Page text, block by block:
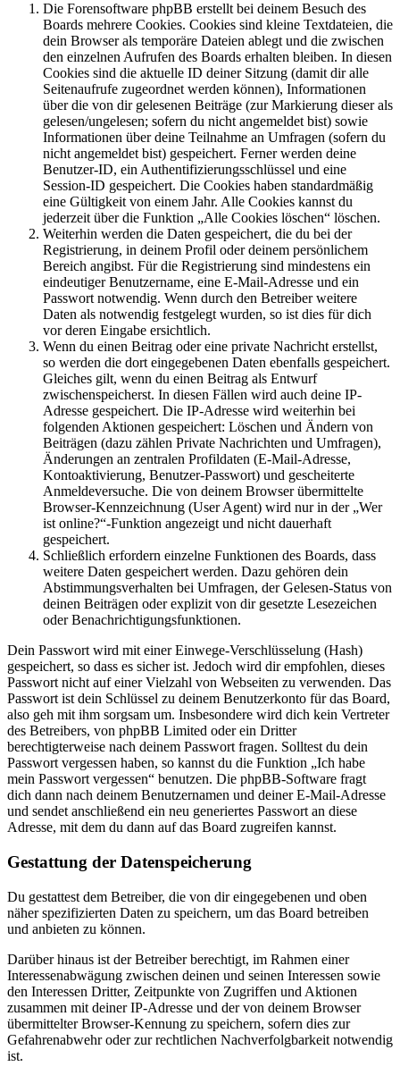
Die Forensoftware phpBB erstellt bei deinem Besuch des
Boards mehrere Cookies. Cookies sind kleine Textdateien, die
dein Browser als temporäre Dateien ablegt und die zwischen
den einzelnen Aufrufen des Boards erhalten bleiben. In diesen
Cookies sind die aktuelle ID deiner Sitzung (damit dir alle
Seitenaufrufe zugeordnet werden können), Informationen
über die von dir gelesenen Beiträge (zur Markierung dieser als
gelesen/ungelesen; sofern du nicht angemeldet bist) sowie
Informationen über deine Teilnahme an Umfragen (sofern du
nicht angemeldet bist) gespeichert. Ferner werden deine
Benutzer-ID, ein Authentifizierungsschlüssel und eine
Session-ID gespeichert. Die Cookies haben standardmäßig
eine Gültigkeit von einem Jahr. Alle Cookies kannst du
jederzeit über die Funktion „Alle Cookies löschen“ löschen.
Weiterhin werden die Daten gespeichert, die du bei der
Registrierung, in deinem Profil oder deinem persönlichem
Bereich angibst. Für die Registrierung sind mindestens ein
eindeutiger Benutzername, eine E-Mail-Adresse und ein
Passwort notwendig. Wenn durch den Betreiber weitere
Daten als notwendig festgelegt wurden, so ist dies für dich
vor deren Eingabe ersichtlich.
Wenn du einen Beitrag oder eine private Nachricht erstellst,
so werden die dort eingegebenen Daten ebenfalls gespeichert.
Gleiches gilt, wenn du einen Beitrag als Entwurf
zwischenspeicherst. In diesen Fällen wird auch deine IP-
Adresse gespeichert. Die IP-Adresse wird weiterhin bei
folgenden Aktionen gespeichert: Löschen und Ändern von
Beiträgen (dazu zählen Private Nachrichten und Umfragen),
Änderungen an zentralen Profildaten (E-Mail-Adresse,
Kontoaktivierung, Benutzer-Passwort) und gescheiterte
Anmeldeversuche. Die von deinem Browser übermittelte
Browser-Kennzeichnung (User Agent) wird nur in der „Wer
ist online?“-Funktion angezeigt und nicht dauerhaft
gespeichert.
Schließlich erfordern einzelne Funktionen des Boards, dass
weitere Daten gespeichert werden. Dazu gehören dein
Abstimmungsverhalten bei Umfragen, der Gelesen-Status von
deinen Beiträgen oder explizit von dir gesetzte Lesezeichen
oder Benachrichtigungsfunktionen.
Dein Passwort wird mit einer Einwege-Verschlüsselung (Hash)
gespeichert, so dass es sicher ist. Jedoch wird dir empfohlen, dieses
Passwort nicht auf einer Vielzahl von Webseiten zu verwenden. Das
Passwort ist dein Schlüssel zu deinem Benutzerkonto für das Board,
also geh mit ihm sorgsam um. Insbesondere wird dich kein Vertreter
des Betreibers, von phpBB Limited oder ein Dritter
berechtigterweise nach deinem Passwort fragen. Solltest du dein
Passwort vergessen haben, so kannst du die Funktion „Ich habe
mein Passwort vergessen“ benutzen. Die phpBB-Software fragt
dich dann nach deinem Benutzernamen und deiner E-Mail-Adresse
und sendet anschließend ein neu generiertes Passwort an diese
Adresse, mit dem du dann auf das Board zugreifen kannst.
Gestattung der Datenspeicherung
Du gestattest dem Betreiber, die von dir eingegebenen und oben
näher spezifizierten Daten zu speichern, um das Board betreiben
und anbieten zu können.
Darüber hinaus ist der Betreiber berechtigt, im Rahmen einer
Interessenabwägung zwischen deinen und seinen Interessen sowie
den Interessen Dritter, Zeitpunkte von Zugriffen und Aktionen
zusammen mit deiner IP-Adresse und der von deinem Browser
übermittelter Browser-Kennung zu speichern, sofern dies zur
Gefahrenabwehr oder zur rechtlichen Nachverfolgbarkeit notwendig
ist.